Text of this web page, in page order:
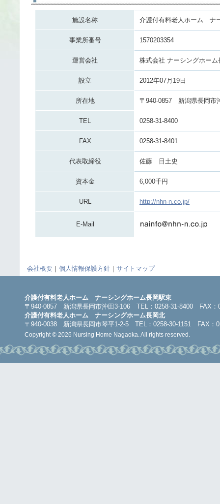
施設名称 介護付有料老人ホーム ナ
事業所番号 1570203354
運営会社 株式会社 ナーシングホーム
設立 2012年07月19日
所在地 〒940-0857 新潟県長岡市
TEL 0258-31-8400
FAX 0258-31-8401
代表取締役 佐藤 日土史
資本金 6,000千円
URL http://nhn-n.co.jp/
E-Mail
会社概要 ｜ 個人情報保護方針 ｜ サイトマップ
介護付有料老人ホーム ナーシングホーム長岡駅東
〒940-0857 新潟県長岡市沖田3-106 TEL：0258-31-8400 FAX：
介護付有料老人ホーム ナーシングホーム長岡北
〒940-0038 新潟県長岡市琴平1-2-5 TEL：0258-30-1151 FAX：
Copyright © 2026 Nursing Home Nagaoka. All rights reserved.